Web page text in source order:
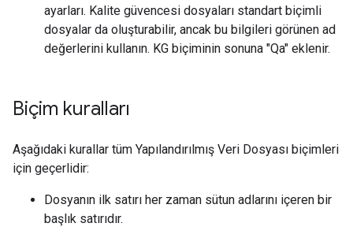
ayarları. Kalite güvencesi dosyaları standart biçimli
dosyalar da oluşturabilir, ancak bu bilgileri görünen ad
değerlerini kullanın. KG biçiminin sonuna "Qa" eklenir.
Biçim kuralları
Aşağıdaki kurallar tüm Yapılandırılmış Veri Dosyası biçimleri
için geçerlidir:
Dosyanın ilk satırı her zaman sütun adlarını içeren bir
başlık satırıdır.